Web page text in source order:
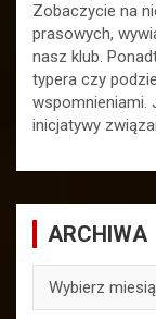
Zobaczycie na
prasowych,
nasz klub.
typera czy
wspomnieniami.
inicjatywy
ARCHIWA